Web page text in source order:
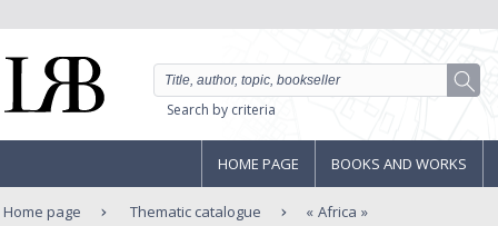
Search by criteria
HOME PAGE BOOKS AND WORKS
Home page Thematic catalogue Africa